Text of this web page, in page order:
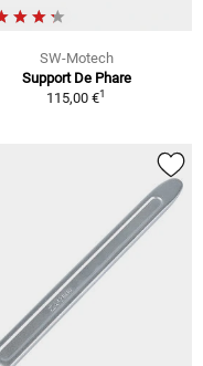
SW-Motech
Support De Phare
115,00 €1